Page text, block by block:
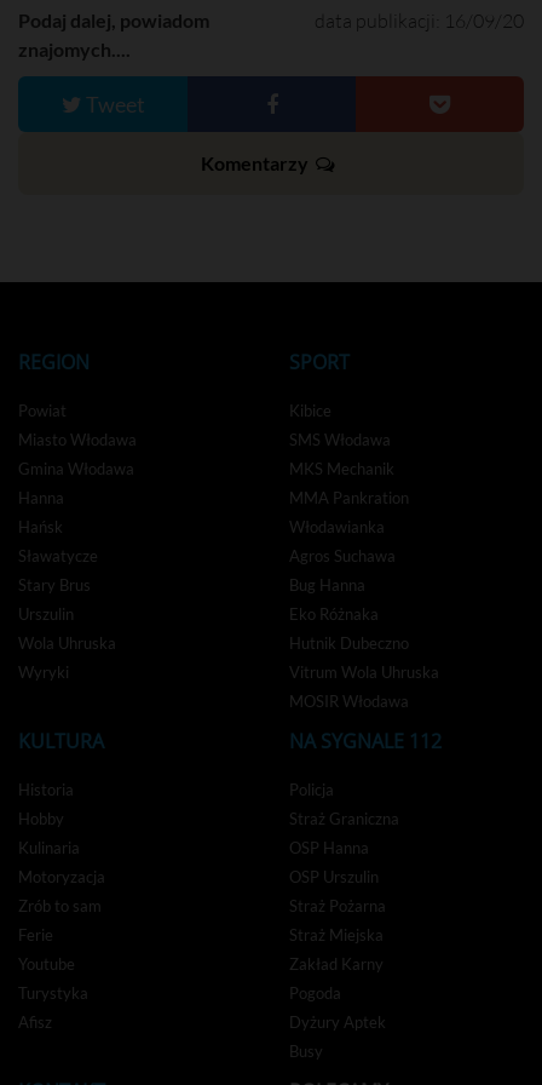
data publikacji: 16/09/20
Podaj dalej, powiadom
znajomych....
Tweet
Komentarzy
REGION
Powiat
Miasto Włodawa
Gmina Włodawa
Hanna
Hańsk
Sławatycze
Stary Brus
Urszulin
Wola Uhruska
Wyryki
SPORT
Kibice
SMS Włodawa
MKS Mechanik
MMA Pankration
Włodawianka
Agros Suchawa
Bug Hanna
Eko Różnaka
Hutnik Dubeczno
Vitrum Wola Uhruska
MOSIR Włodawa
KULTURA
Historia
Hobby
Kulinaria
Motoryzacja
Zrób to sam
Ferie
Youtube
Turystyka
Afisz
NA SYGNALE 112
Policja
Straż Graniczna
OSP Hanna
OSP Urszulin
Straż Pożarna
Straż Miejska
Zakład Karny
Pogoda
Dyżury Aptek
Busy